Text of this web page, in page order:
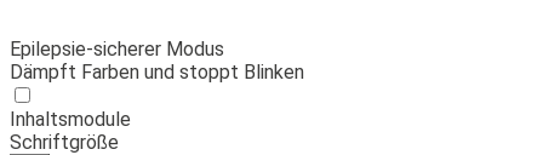
Epilepsie-sicherer Modus
Dämpft Farben und stoppt Blinken
Inhaltsmodule
Schriftgröße